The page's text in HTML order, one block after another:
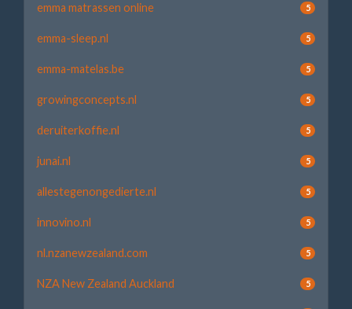
emma matrassen online 5
emma-sleep.nl 5
emma-matelas.be 5
growingconcepts.nl 5
deruiterkoffie.nl 5
junai.nl 5
allestegenongedierte.nl 5
innovino.nl 5
nl.nzanewzealand.com 5
NZA New Zealand Auckland 5